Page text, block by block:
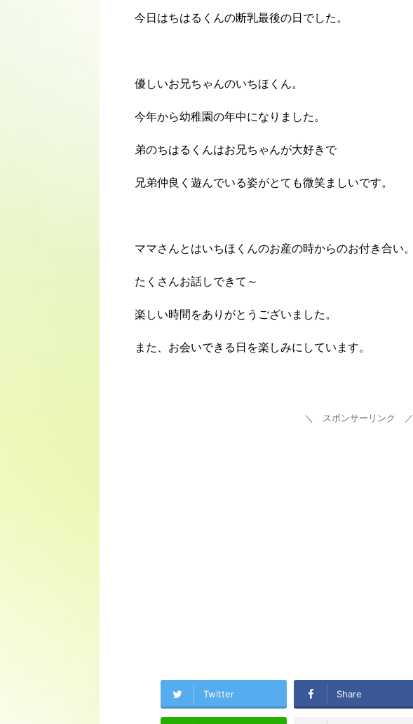
今日はちはるくんの断乳最後の日でした。
優しいお兄ちゃんのいちほくん。
今年から幼稚園の年中になりました。
弟のちはるくんはお兄ちゃんが大好きで
兄弟仲良く遊んでいる姿がとても微笑ましいです。
ママさんとはいちほくんのお産の時からのお付き合い。
たくさんお話しできて～
楽しい時間をありがとうございました。
また、お会いできる日を楽しみにしています。
＼ スポンサーリンク ／
Twitter Share